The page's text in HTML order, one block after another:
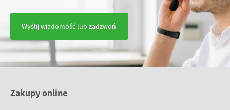
Wyślij wiadomość lub zadzwoń
Zakupy online